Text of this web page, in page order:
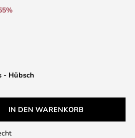
- Hübsch
IN DEN WARENKORB